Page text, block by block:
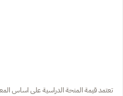
تعتمد قيمة المنحة الدراسية على اساس